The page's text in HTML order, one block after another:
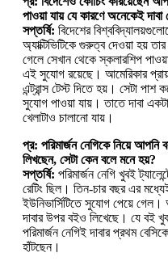
পাওয়া যায় যে কারণে অনেকেই
সপ্তর্ষি: বিদেশের
অ্যাক্টিভিটিকে গুরুত্ব দেওয়া হয়
গেলে সেখান থেকে স্কলারশিপ
এই সুযোগ রয়েছে। আমেরিকার
এন্ট্রান্স টেস্ট দিতে হয়। সেটা পাশ
সুযোগ পাওয়া যায়। তাতে দাবা
খেলাটাও চালানো যায়।
প্র: পরিমার্জন নেগিকে নিয়ে আপনি
লিখছেন, সেটা কেন বলে মনে হয়?
সপ্তর্ষি: পরিমার্জন নেগি খুবই
রেটিং ছিল। তিন-চার বছর এর
ইউনিভার্সিটিতে সুযোগ পেয়ে
দাবার উপর বইও লিখেছে। যে বই
পরিমার্জন নেগিই দাবার প্রথম
হাঁটছেন।